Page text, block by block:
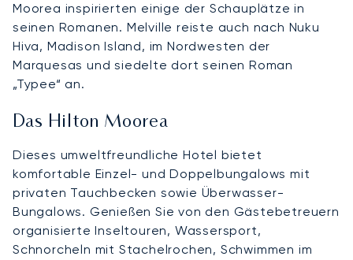
Moorea inspirierten einige der Schauplätze in
seinen Romanen. Melville reiste auch nach Nuku
Hiva, Madison Island, im Nordwesten der
Marquesas und siedelte dort seinen Roman
„Typee“ an.
Das Hilton Moorea
Dieses umweltfreundliche Hotel bietet
komfortable Einzel- und Doppelbungalows mit
privaten Tauchbecken sowie Überwasser-
Bungalows. Genießen Sie von den Gästebetreuern
organisierte Inseltouren, Wassersport,
Schnorcheln mit Stachelrochen, Schwimmen im